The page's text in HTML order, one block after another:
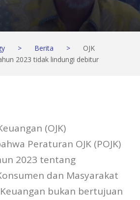
> Berita >
OJK
2023 tidak lindungi debitur
(OJK)
Peraturan OJK (POJK)
2023 tentang
dan Masyarakat
bukan bertujuan